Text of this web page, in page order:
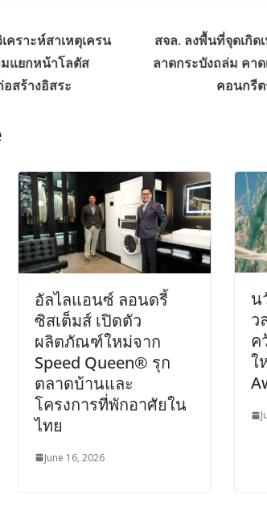
คราะห์สาเหตุเครน
แยกหน้าโลตัส
สร้างอิสระ
สจล. ลงพื้นที่จุดเกิ
ลาดกระบังถล่ม คา
คอนกรี
อัลไลแอนซ์ ลอนดรี้
ซิสเต็มส์ เปิดตัว
ผลิตภัณฑ์ใหม่จาก
Speed Queen® รุก
ตลาดบ้านและ
โครงการที่พักอาศัยใน
ไทย
June 16, 2026
น
ว
ค
ใ